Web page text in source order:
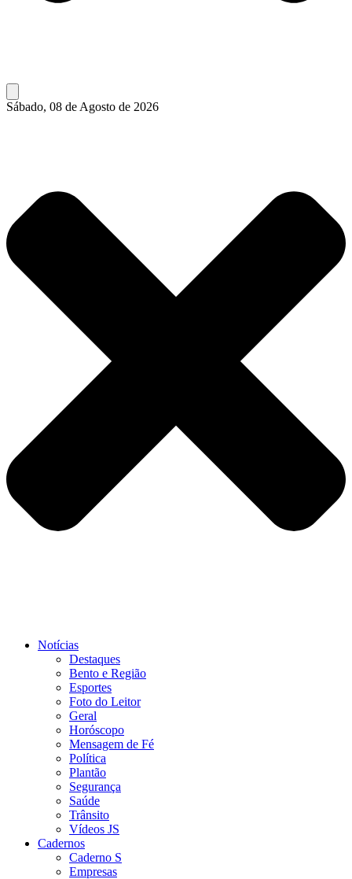
Sábado, 08 de Agosto de 2026
Notícias
Destaques
Bento e Região
Esportes
Foto do Leitor
Geral
Horóscopo
Mensagem de Fé
Política
Plantão
Segurança
Saúde
Trânsito
Vídeos JS
Cadernos
Caderno S
Empresas